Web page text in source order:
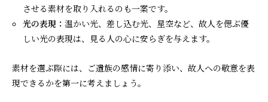
させる素材を取り入れるのも一案です。
光の表現：温かい光、差し込む光、星空など、故人を偲ぶ優
しい光の表現は、見る人の心に安らぎを与えます。
素材を選ぶ際には、ご遺族の感情に寄り添い、故人への敬意を表
現できるかを第一に考えましょう。